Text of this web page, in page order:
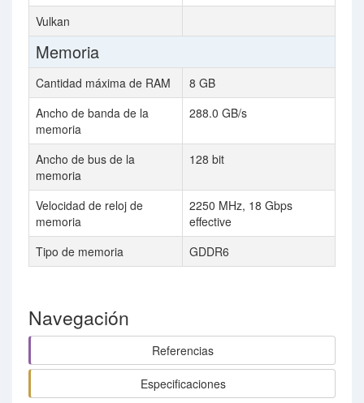
Vulkan
Memoria
Cantidad máxima de RAM
8 GB
Ancho de banda de la
memoria
288.0 GB/s
Ancho de bus de la
memoria
128 bit
Velocidad de reloj de
memoria
2250 MHz, 18 Gbps
effective
Tipo de memoria
GDDR6
Navegación
Referencias
Especificaciones